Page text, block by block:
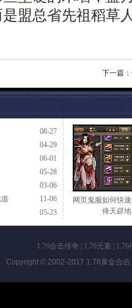
盟总省先祖稻草
下一篇：
08-27
04-29
06-01
05-28
03-06
11-06
05-23
网页鬼服如何快
倚天辟地
1.76合击传奇 1.76元素
1.76
Copyright © 2002-2017 1.76黄金合击